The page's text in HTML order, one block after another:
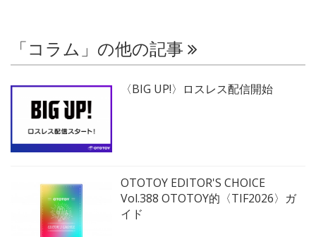
「コラム」の他の記事
〈BIG UP!〉ロスレス配信開始
OTOTOY EDITOR'S CHOICE
Vol.388 OTOTOY的〈TIF2026〉ガ
イド